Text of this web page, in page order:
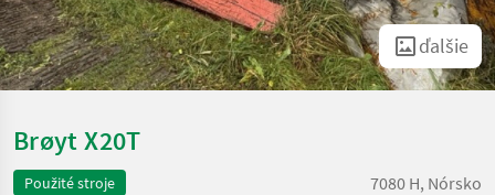
ďalšie
Brøyt X20T
Použité stroje 7080 H, Nórsko